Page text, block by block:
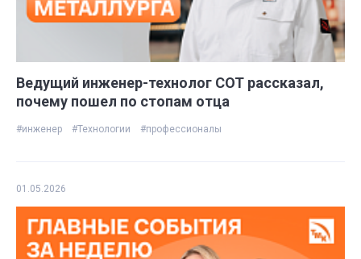
Ведущий инженер-технолог СОТ рассказал,
почему пошел по стопам отца
#инженер #Технологии #профессионалы
01.05.2026